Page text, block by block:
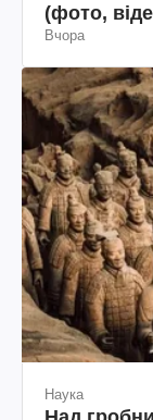
(фото,
Вчора
Наука